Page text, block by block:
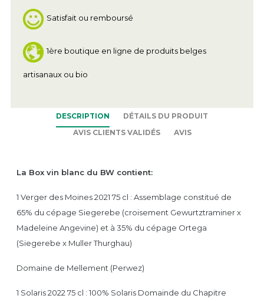
Satisfait ou remboursé
1ère boutique en ligne de produits belges
artisanaux ou bio
DESCRIPTION
DÉTAILS DU PRODUIT
AVIS CLIENTS VALIDÉS
AVIS
La Box vin blanc du BW contient:
1 Verger des Moines 2021 75 cl : Assemblage constitué de
65% du cépage Siegerebe (croisement Gewurtztraminer x
Madeleine Angevine) et à 35% du cépage Ortega
(Siegerebe x Muller Thurghau)
Domaine de Mellement (Perwez)
1 Solaris 2022 75 cl : 100% Solaris Domainde du Chapitre